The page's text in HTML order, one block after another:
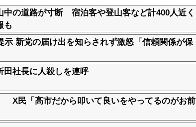
の道路が寸断 宿泊客や登山客など計400人近く
も
新党の届け出を知らされず激怒「信頼関係が保
田社長に人殺しを連呼
X民「高市だから叩いて良いをやってるのがお前